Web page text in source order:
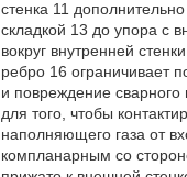
стенка 11
складкой 13 до упора с
вокруг внутренней
ребро 16 ограничивает
и повреждение
для того, чтобы
наполняющего газа от
компланарным со